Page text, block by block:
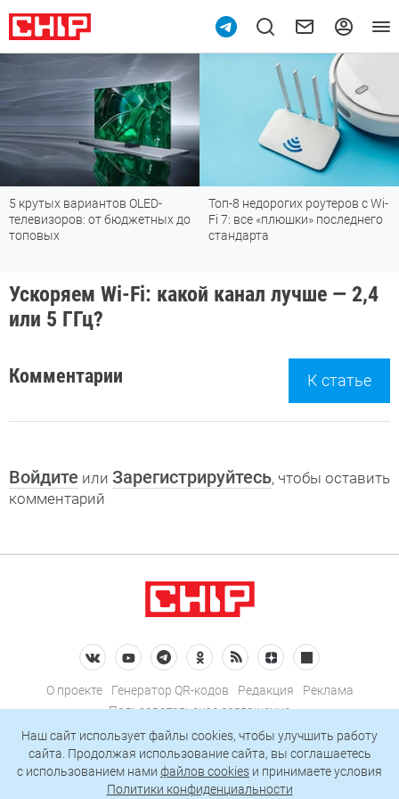
5 крутых вариантов OLED-
телевизоров: от бюджетных до
топовых
Топ-8 недорогих роутеров с Wi-
Fi 7: все «плюшки» последнего
стандарта
Ускоряем Wi-Fi: какой канал лучше — 2,4
или 5 ГГц?
Комментарии К статье
Войдите или Зарегистрируйтесь, чтобы оставить
комментарий
О проекте Генератор QR-кодов Редакция
Реклама
Пользовательское соглашение
Политика конфиденциальности
Подписаться на рассылку
Наш сайт использует файлы cookies, чтобы улучшить работу
сайта. Продолжая использование сайта, вы соглашаетесь
c использованием нами файлов cookies и принимаете условия
Политики конфиденциальности